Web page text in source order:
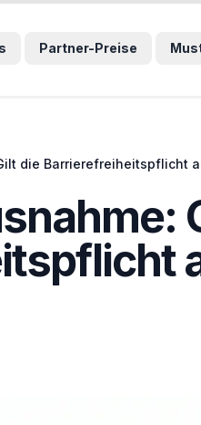
Partner-Preise
die Barrierefreiheitspflicht